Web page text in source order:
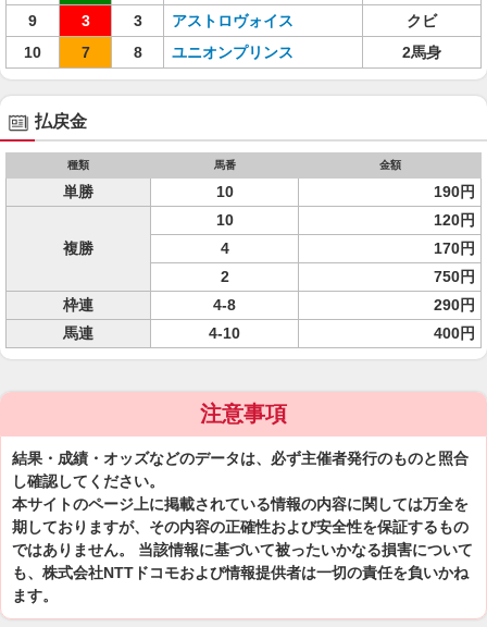
9
3 3 アストロヴォイス
クビ
10
7 8 ユニオンプリンス 2馬身
払戻金
種類 馬番 金額
単勝 10 190円
複勝
10
120円
4
170円
2
750円
枠連
4-8
290円
馬連
4-10 400円
注意事項
結果・成績・オッズなどのデータは、必ず主催者発行のものと照合
し確認してください。
本サイトのページ上に掲載されている情報の内容に関しては万全を
期しておりますが、その内容の正確性および安全性を保証するもの
ではありません。 当該情報に基づいて被ったいかなる損害について
も、株式会社NTTドコモおよび情報提供者は一切の責任を負いかね
ます。